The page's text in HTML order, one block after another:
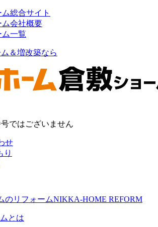
総合サイト
ム会社概要
ム一覧
＆増改築なら
ではございません
せ
り
のリフォームNIKKA-HOME REFORM
とは